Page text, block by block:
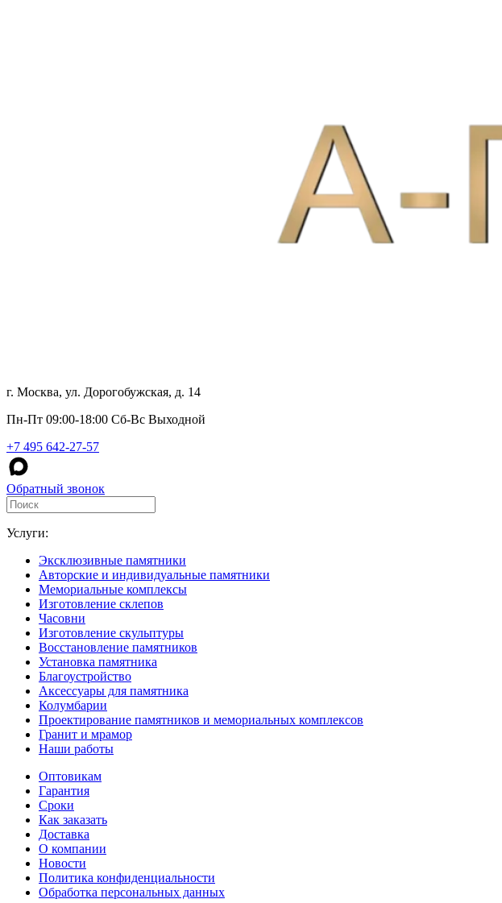
г. Москва, ул. Дорогобужская, д. 14
Пн-Пт 09:00-18:00 Сб-Вс Выходной
+7 495 642-27-57
Обратный звонок
Услуги:
Эксклюзивные памятники
Авторские и индивидуальные памятники
Мемориальные комплексы
Изготовление склепов
Часовни
Изготовление скульптуры
Восстановление памятников
Установка памятника
Благоустройство
Аксессуары для памятника
Колумбарии
Проектирование памятников и мемориальных комплексов
Гранит и мрамор
Наши работы
Оптовикам
Гарантия
Сроки
Как заказать
Доставка
О компании
Новости
Политика конфиденциальности
Обработка персональных данных